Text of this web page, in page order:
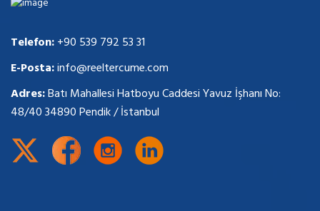
Telefon:+90 539 792 53 31
E-Posta:info@reeltercume.com
Adres:Batı Mahallesi Hatboyu Caddesi Yavuz İşhanı No:
48/40 34890 Pendik / İstanbul